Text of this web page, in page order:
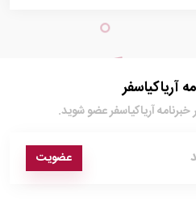
آریاکیاسفر
خبرنامه آریاکیاسفر عضو شوید.
عضویت